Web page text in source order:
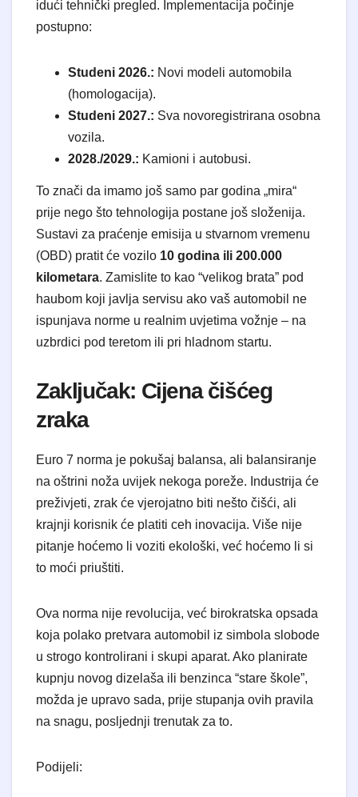
idući tehnički pregled. Implementacija počinje
postupno:
Studeni 2026.: Novi modeli automobila
(homologacija).
Studeni 2027.: Sva novoregistrirana osobna
vozila.
2028./2029.: Kamioni i autobusi.
​To znači da imamo još samo par godina „mira“
prije nego što tehnologija postane još složenija.
Sustavi za praćenje emisija u stvarnom vremenu
(OBD) pratit će vozilo 10 godina ili 200.000
kilometara. Zamislite to kao “velikog brata” pod
haubom koji javlja servisu ako vaš automobil ne
ispunjava norme u realnim uvjetima vožnje – na
uzbrdici pod teretom ili pri hladnom startu.
​Zaključak: Cijena čišćeg
zraka
​Euro 7 norma je pokušaj balansa, ali balansiranje
na oštrini noža uvijek nekoga poreže. Industrija će
preživjeti, zrak će vjerojatno biti nešto čišći, ali
krajnji korisnik će platiti ceh inovacija. Više nije
pitanje hoćemo li voziti ekološki, već hoćemo li si
to moći priuštiti.
​Ova norma nije revolucija, već birokratska opsada
koja polako pretvara automobil iz simbola slobode
u strogo kontrolirani i skupi aparat. Ako planirate
kupnju novog dizelaša ili benzinca “stare škole”,
možda je upravo sada, prije stupanja ovih pravila
na snagu, posljednji trenutak za to.
Podijeli: